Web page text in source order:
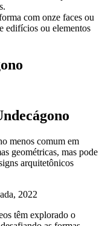
com onze faces ou
edifícios ou elementos
menos comum em
geométricas, mas pode
arquitetônicos
2022
têm explorado o